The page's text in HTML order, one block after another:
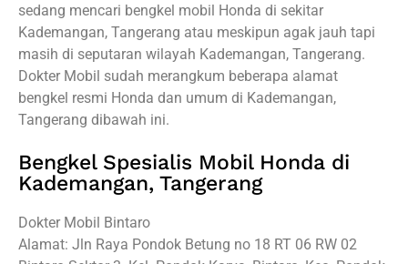
sedang mencari bengkel mobil Honda di sekitar
Kademangan, Tangerang atau meskipun agak jauh tapi
masih di seputaran wilayah Kademangan, Tangerang.
Dokter Mobil sudah merangkum beberapa alamat
bengkel resmi Honda dan umum di Kademangan,
Tangerang dibawah ini.
Bengkel Spesialis Mobil Honda di
Kademangan, Tangerang
Dokter Mobil Bintaro
Alamat: Jln Raya Pondok Betung no 18 RT 06 RW 02